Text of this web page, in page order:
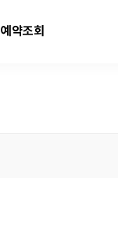
예약조회